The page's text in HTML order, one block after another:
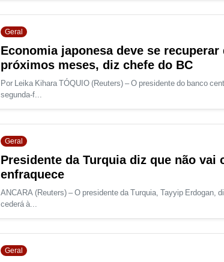
Geral
Economia japonesa deve se
próximos meses, diz chefe do BC
Por Leika Kihara TÓQUIO (Reuters) – O presidente do banco
segunda-f...
Geral
Presidente da Turquia diz que não
enfraquece
ANCARA (Reuters) – O presidente da Turquia, Tayyip Erdogan,
cederá à...
Geral